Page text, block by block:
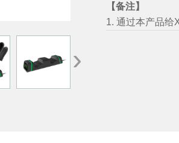
›
【备注】
1. 通过本产品给